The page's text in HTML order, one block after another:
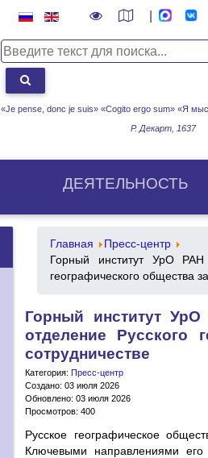
«Je pense, donc je suis» «Cogito ergo sum» «Я
Р. Декарт, 1637
ДЕЯТЕЛЬНОСТЬ
Главная
Пресс-центр
Горный институт УрО
географического общества
Горный институт
отделение Русского
сотрудничестве
Категория: Пресс-центр
Создано: 03 июля 2026
Обновлено: 03 июля 2026
Просмотров: 400
Русское географическое
Ключевыми направлениями его